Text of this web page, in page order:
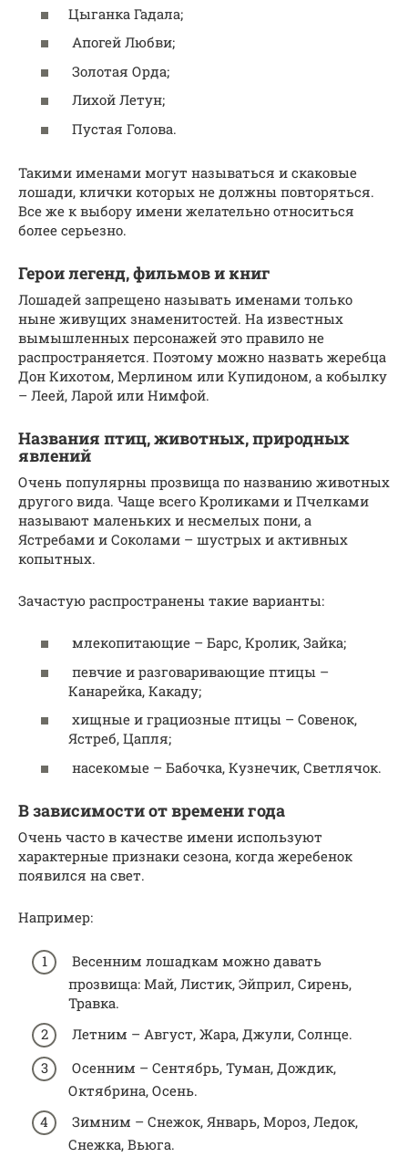
Цыганка Гадала;
Апогей Любви;
Золотая Орда;
Лихой Летун;
Пустая Голова.
Такими именами могут называться и скаковые
лошади, клички которых не должны повторяться.
Все же к выбору имени желательно относиться
более серьезно.
Герои легенд, фильмов и книг
Лошадей запрещено называть именами только
ныне живущих знаменитостей. На известных
вымышленных персонажей это правило не
распространяется. Поэтому можно назвать жеребца
Дон Кихотом, Мерлином или Купидоном, а кобылку
– Леей, Ларой или Нимфой.
Названия птиц, животных, природных
явлений
Очень популярны прозвища по названию животных
другого вида. Чаще всего Кроликами и Пчелками
называют маленьких и несмелых пони, а
Ястребами и Соколами – шустрых и активных
копытных.
Зачастую распространены такие варианты:
млекопитающие – Барс, Кролик, Зайка;
певчие и разговаривающие птицы –
Канарейка, Какаду;
хищные и грациозные птицы – Совенок,
Ястреб, Цапля;
насекомые – Бабочка, Кузнечик, Светлячок.
В зависимости от времени года
Очень часто в качестве имени используют
характерные признаки сезона, когда жеребенок
появился на свет.
Например:
Весенним лошадкам можно давать
прозвища: Май, Листик, Эйприл, Сирень,
Травка.
Летним – Август, Жара, Джули, Солнце.
Осенним – Сентябрь, Туман, Дождик,
Октябрина, Осень.
Зимним – Снежок, Январь, Мороз, Ледок,
Снежка, Вьюга.